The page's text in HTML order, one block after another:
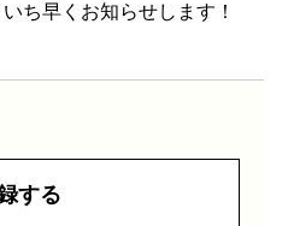
ち早くお知らせします！
する